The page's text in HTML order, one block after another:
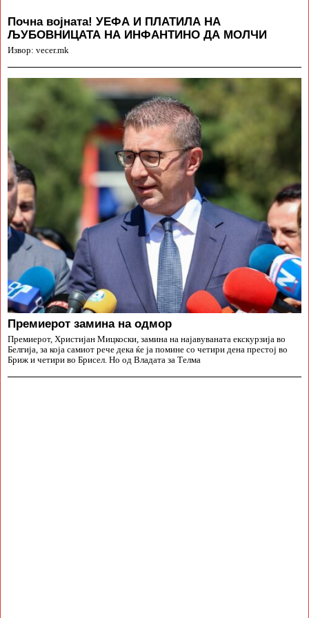
Почна војната! УЕФА И ПЛАТИЛА НА
ЉУБОВНИЦАТА НА ИНФАНТИНО ДА МОЛЧИ
Извор: vecer.mk
Премиерот замина на одмор
Премиерот, Христијан Мицкоски, замина на најавуваната екскурзија во
Белгија, за која самиот рече дека ќе ја помине со четири дена престој во
Бриж и четири во Брисел. Но од Владата за Телма